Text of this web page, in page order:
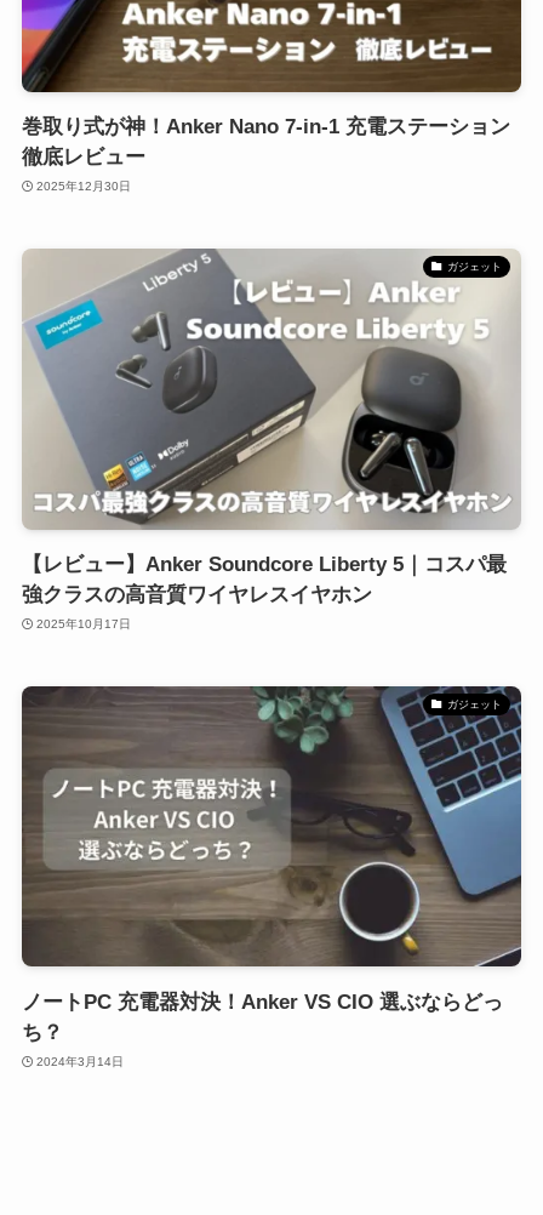
巻取り式が神！Anker Nano 7-in-1 充電ステーション
徹底レビュー
2025年12月30日
ガジェット
【レビュー】Anker Soundcore Liberty 5｜コスパ最
強クラスの高音質ワイヤレスイヤホン
2025年10月17日
ガジェット
ノートPC 充電器対決！Anker VS CIO 選ぶならどっ
ち？
2024年3月14日